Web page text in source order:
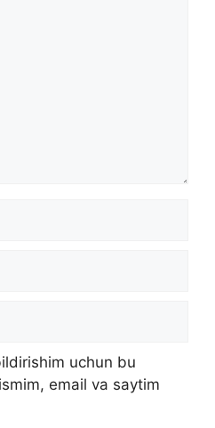
uchun bu
email va saytim